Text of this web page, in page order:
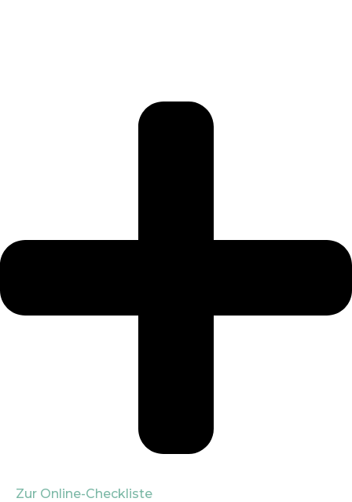
Zur Online-Checkliste